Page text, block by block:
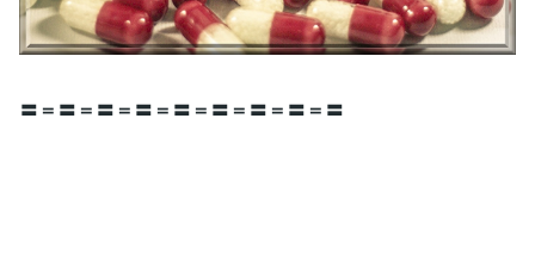
〓＝〓＝〓＝〓＝〓＝〓＝〓＝〓＝〓